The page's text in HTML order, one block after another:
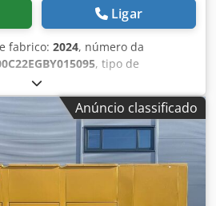
Ligar
fabrico: 2024, número da
, tipo de
de motores:
Construção civil Peso próprio: 706
18 kVA Dimensões do
171 x 88 x 127 cm Certificação CE:
de água: 55 l País de
contato com a equipe DPX para
opções e acessórios = - Bateria
- Painel de controle - Teto de aço -
Anúncio classificado